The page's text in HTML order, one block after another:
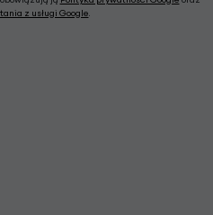
z usługi Google.